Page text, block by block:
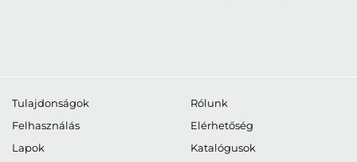
Tulajdonságok
Felhasználás
Lapok
Rólunk
Elérhetőség
Katalógusok